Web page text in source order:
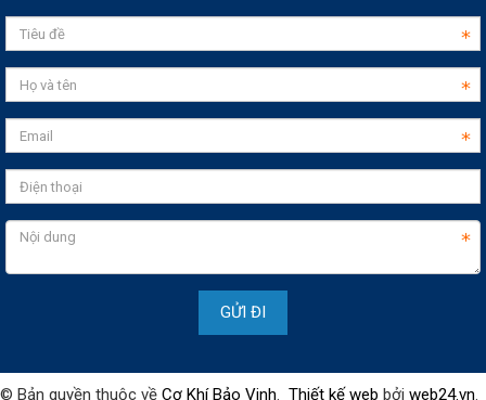
© Bản quyền thuộc về Cơ Khí Bảo Vinh. Thiết kế web bởi web24.vn.